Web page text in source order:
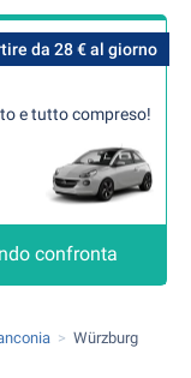
da 28 € al giorno
e tutto compreso!
confronta
Würzburg